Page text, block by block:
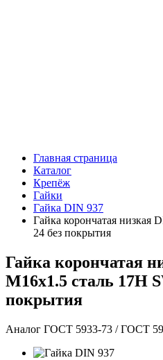
Главная страница
Каталог
Крепёж
Гайки
Гайка DIN 937
Гайка корончатая низкая
24 без покрытия
Гайка корончатая
М16х1.5 сталь 17H
покрытия
Аналог ГОСТ 5933-73 / ГОСТ